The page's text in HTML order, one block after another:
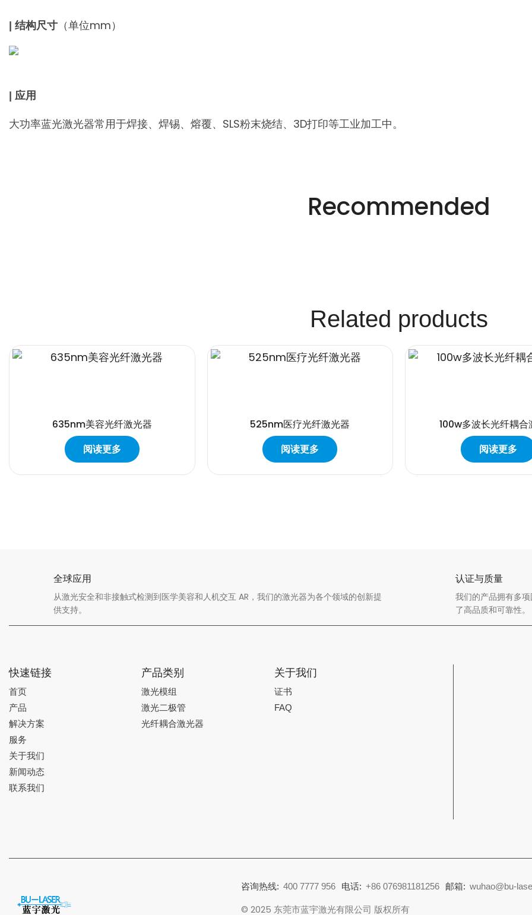
| 结构尺寸 （单位mm）
| 应用
大功率蓝光激光器常用于焊接、焊锡、熔覆、SLS粉末烧结、3D打印等工业加工中。
Recommended
Related products
635nm美容光纤激光器
阅读更多
525nm医疗光纤激光器
阅读更多
100w多波长光纤耦合
阅读更多
全球应用
从激光安全和非接触式检测到医学美容和人机交互 AR，我们的激光器为各个领域的创新提
供支持。
认证与质量
我们的产品拥有多
了高品质和可靠性。
快速链接
首页
产品
解决方案
服务
关于我们
新闻动态
联系我们
产品类别
激光模组
激光二极管
光纤耦合激光器
关于我们
证书
FAQ
咨询热线: 400 7777 956 电话: +86 076981181256 邮箱: wuhao@bu-
© 2025 东莞市蓝宇激光有限公司 版权所有